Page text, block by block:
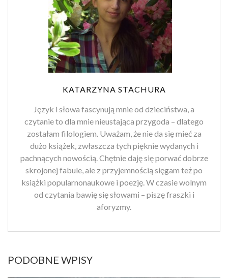
KATARZYNA STACHURA
Język i słowa fascynują mnie od dzieciństwa, a
czytanie to dla mnie nieustająca przygoda – dlatego
zostałam filologiem. Uważam, że nie da się mieć za
dużo książek, zwłaszcza tych pięknie wydanych i
pachnących nowością. Chętnie daję się porwać dobrze
skrojonej fabule, ale z przyjemnością sięgam też po
książki popularnonaukowe i poezję. W czasie wolnym
od czytania bawię się słowami – piszę fraszki i
aforyzmy.
PODOBNE WPISY